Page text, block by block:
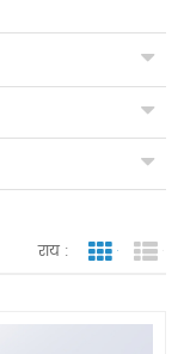
राय : जाली